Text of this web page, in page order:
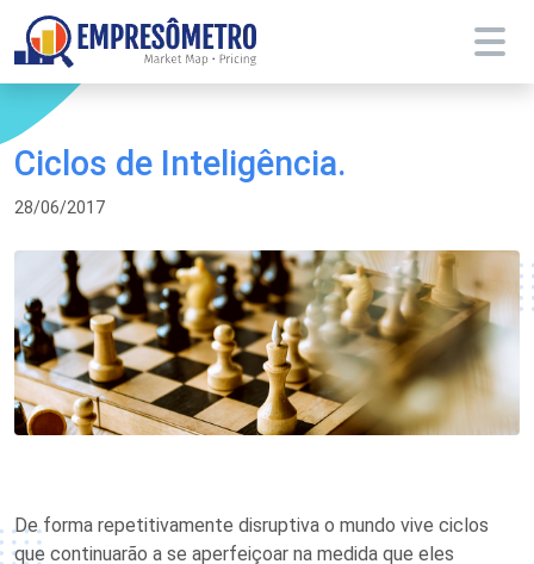
Ciclos de Inteligência.
28/06/2017
De forma repetitivamente disruptiva o mundo vive ciclos
que continuarão a se aperfeiçoar na medida que eles